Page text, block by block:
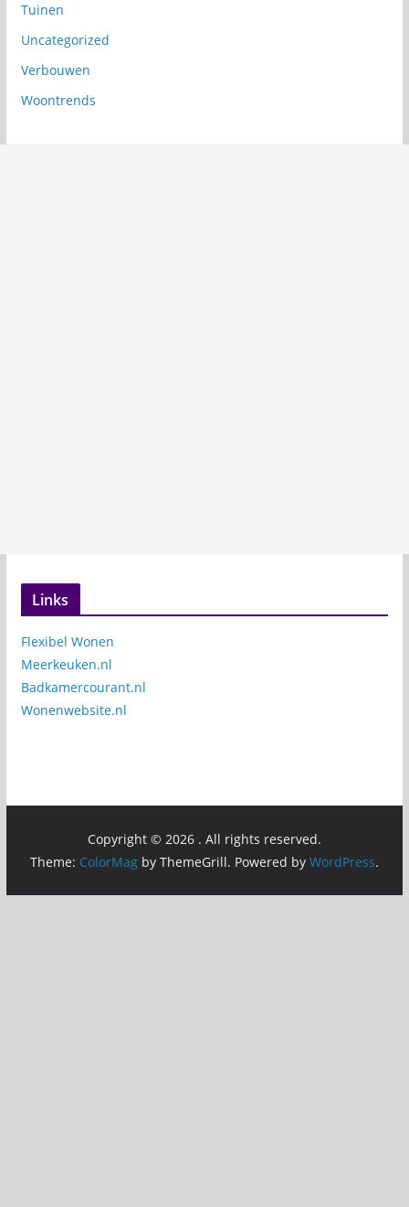
Tuinen
Uncategorized
Verbouwen
Woontrends
Links
Flexibel Wonen
Meerkeuken.nl
Badkamercourant.nl
Wonenwebsite.nl
Copyright © 2026 . All rights reserved.
Theme: ColorMagby ThemeGrill. Powered by WordPress.